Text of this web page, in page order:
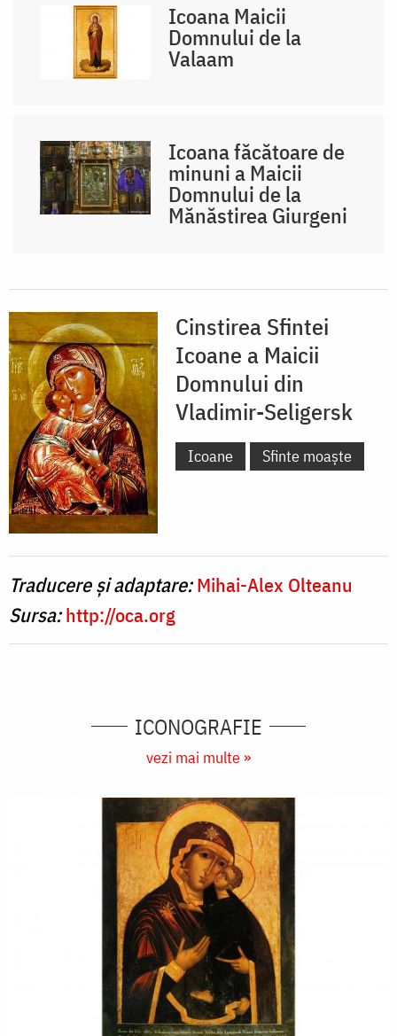
Icoana Maicii
Domnului de la
Valaam
Icoana făcătoare de
minuni a Maicii
Domnului de la
Mănăstirea Giurgeni
Cinstirea Sfintei
Icoane a Maicii
Domnului din
Vladimir-Seligersk
Icoane Sfinte moaște
Traducere și adaptare:Mihai-Alex Olteanu
Sursa:http://oca.org
ICONOGRAFIE
vezi mai multe »